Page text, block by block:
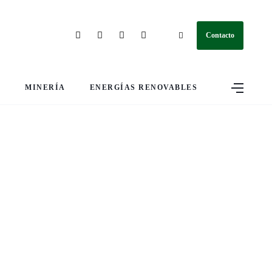
Contacto
MINERÍA ENERGÍAS RENOVABLES